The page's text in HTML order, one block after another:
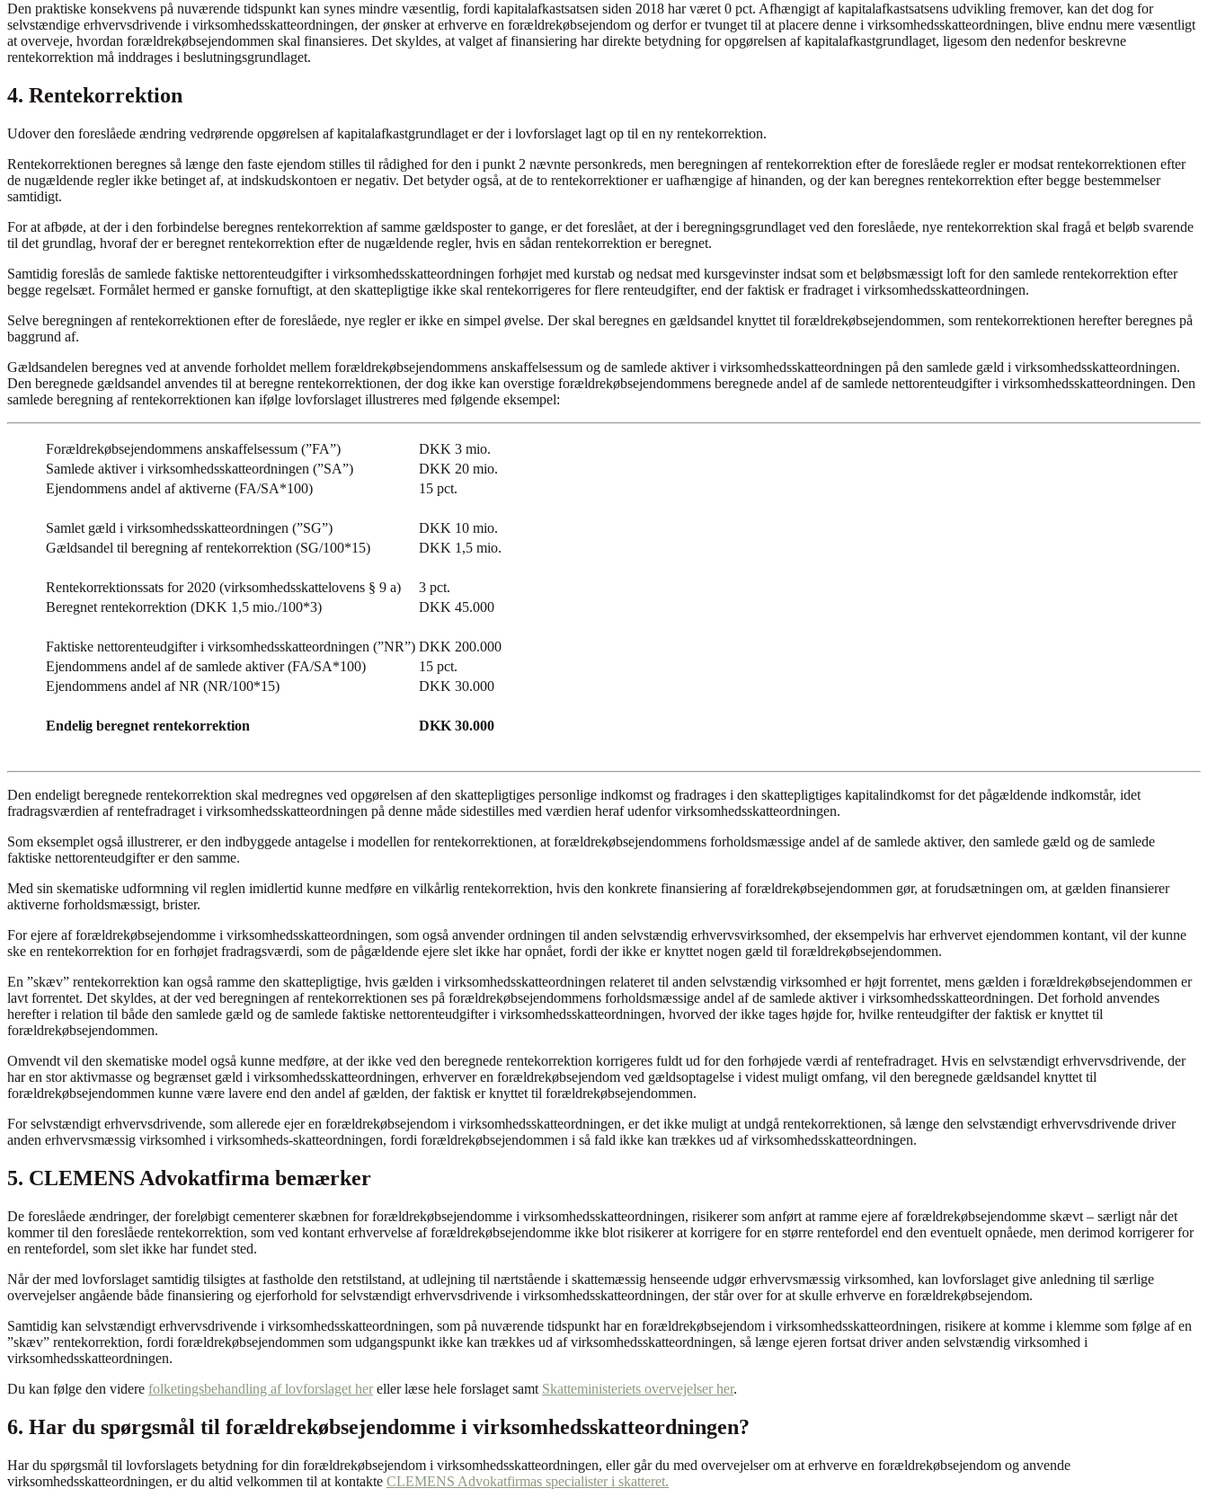
Den praktiske konsekvens på nuværende tidspunkt kan synes mindre væsentlig, fordi kapitalafkastsatsen siden 2018 har været 0 pct. Afhængigt af kapitalafkastsatsens udvikling fremover, kan det dog for
selvstændige erhvervsdrivende i virksomhedsskatteordningen, der ønsker at erhverve en forældrekøbsejendom og derfor er tvunget til at placere denne i virksomhedsskatteordningen, blive endnu mere væsentligt
at overveje, hvordan forældrekøbsejendommen skal finansieres. Det skyldes, at valget af finansiering har direkte betydning for opgørelsen af kapitalafkastgrundlaget, ligesom den nedenfor beskrevne
rentekorrektion må inddrages i beslutningsgrundlaget.
4. Rentekorrektion
Udover den foreslåede ændring vedrørende opgørelsen af kapitalafkastgrundlaget er der i lovforslaget lagt op til en ny rentekorrektion.
Rentekorrektionen beregnes så længe den faste ejendom stilles til rådighed for den i punkt 2 nævnte personkreds, men beregningen af rentekorrektion efter de foreslåede regler er modsat rentekorrektionen efter
de nugældende regler ikke betinget af, at indskudskontoen er negativ. Det betyder også, at de to rentekorrektioner er uafhængige af hinanden, og der kan beregnes rentekorrektion efter begge bestemmelser
samtidigt.
For at afbøde, at der i den forbindelse beregnes rentekorrektion af samme gældsposter to gange, er det foreslået, at der i beregningsgrundlaget ved den foreslåede, nye rentekorrektion skal fragå et beløb svarende
til det grundlag, hvoraf der er beregnet rentekorrektion efter de nugældende regler, hvis en sådan rentekorrektion er beregnet.
Samtidig foreslås de samlede faktiske nettorenteudgifter i virksomhedsskatteordningen forhøjet med kurstab og nedsat med kursgevinster indsat som et beløbsmæssigt loft for den samlede rentekorrektion efter
begge regelsæt. Formålet hermed er ganske fornuftigt, at den skattepligtige ikke skal rentekorrigeres for flere renteudgifter, end der faktisk er fradraget i virksomhedsskatteordningen.
Selve beregningen af rentekorrektionen efter de foreslåede, nye regler er ikke en simpel øvelse. Der skal beregnes en gældsandel knyttet til forældrekøbsejendommen, som rentekorrektionen herefter beregnes på
baggrund af.
Gældsandelen beregnes ved at anvende forholdet mellem forældrekøbsejendommens anskaffelsessum og de samlede aktiver i virksomhedsskatteordningen på den samlede gæld i virksomhedsskatteordningen.
Den beregnede gældsandel anvendes til at beregne rentekorrektionen, der dog ikke kan overstige forældrekøbsejendommens beregnede andel af de samlede nettorenteudgifter i virksomhedsskatteordningen. Den
samlede beregning af rentekorrektionen kan ifølge lovforslaget illustreres med følgende eksempel:
Forældrekøbsejendommens anskaffelsessum (”FA”)
DKK 3 mio.
Samlede aktiver i virksomhedsskatteordningen (”SA”)
DKK 20 mio.
Ejendommens andel af aktiverne (FA/SA*100)
15 pct.
Samlet gæld i virksomhedsskatteordningen (”SG”)
DKK 10 mio.
Gældsandel til beregning af rentekorrektion (SG/100*15)
DKK 1,5 mio.
Rentekorrektionssats for 2020 (virksomhedsskattelovens § 9 a)
3 pct.
Beregnet rentekorrektion (DKK 1,5 mio./100*3)
DKK 45.000
Faktiske nettorenteudgifter i virksomhedsskatteordningen (”NR”) DKK 200.000
Ejendommens andel af de samlede aktiver (FA/SA*100)
15 pct.
Ejendommens andel af NR (NR/100*15)
DKK 30.000
Endelig beregnet rentekorrektion DKK 30.000
Den endeligt beregnede rentekorrektion skal medregnes ved opgørelsen af den skattepligtiges personlige indkomst og fradrages i den skattepligtiges kapitalindkomst for det pågældende indkomstår, idet
fradragsværdien af rentefradraget i virksomhedsskatteordningen på denne måde sidestilles med værdien heraf udenfor virksomhedsskatteordningen.
Som eksemplet også illustrerer, er den indbyggede antagelse i modellen for rentekorrektionen, at forældrekøbsejendommens forholdsmæssige andel af de samlede aktiver, den samlede gæld og de samlede
faktiske nettorenteudgifter er den samme.
Med sin skematiske udformning vil reglen imidlertid kunne medføre en vilkårlig rentekorrektion, hvis den konkrete finansiering af forældrekøbsejendommen gør, at forudsætningen om, at gælden finansierer
aktiverne forholdsmæssigt, brister.
For ejere af forældrekøbsejendomme i virksomhedsskatteordningen, som også anvender ordningen til anden selvstændig erhvervsvirksomhed, der eksempelvis har erhvervet ejendommen kontant, vil der kunne
ske en rentekorrektion for en forhøjet fradragsværdi, som de pågældende ejere slet ikke har opnået, fordi der ikke er knyttet nogen gæld til forældrekøbsejendommen.
En ”skæv” rentekorrektion kan også ramme den skattepligtige, hvis gælden i virksomhedsskatteordningen relateret til anden selvstændig virksomhed er højt forrentet, mens gælden i forældrekøbsejendommen er
lavt forrentet. Det skyldes, at der ved beregningen af rentekorrektionen ses på forældrekøbsejendommens forholdsmæssige andel af de samlede aktiver i virksomhedsskatteordningen. Det forhold anvendes
herefter i relation til både den samlede gæld og de samlede faktiske nettorenteudgifter i virksomhedsskatteordningen, hvorved der ikke tages højde for, hvilke renteudgifter der faktisk er knyttet til
forældrekøbsejendommen.
Omvendt vil den skematiske model også kunne medføre, at der ikke ved den beregnede rentekorrektion korrigeres fuldt ud for den forhøjede værdi af rentefradraget. Hvis en selvstændigt erhvervsdrivende, der
har en stor aktivmasse og begrænset gæld i virksomhedsskatteordningen, erhverver en forældrekøbsejendom ved gældsoptagelse i videst muligt omfang, vil den beregnede gældsandel knyttet til
forældrekøbsejendommen kunne være lavere end den andel af gælden, der faktisk er knyttet til forældrekøbsejendommen.
For selvstændigt erhvervsdrivende, som allerede ejer en forældrekøbsejendom i virksomhedsskatteordningen, er det ikke muligt at undgå rentekorrektionen, så længe den selvstændigt erhvervsdrivende driver
anden erhvervsmæssig virksomhed i virksomheds-skatteordningen, fordi forældrekøbsejendommen i så fald ikke kan trækkes ud af virksomhedsskatteordningen.
5. CLEMENS Advokatfirma bemærker
De foreslåede ændringer, der foreløbigt cementerer skæbnen for forældrekøbsejendomme i virksomhedsskatteordningen, risikerer som anført at ramme ejere af forældrekøbsejendomme skævt – særligt når det
kommer til den foreslåede rentekorrektion, som ved kontant erhvervelse af forældrekøbsejendomme ikke blot risikerer at korrigere for en større rentefordel end den eventuelt opnåede, men derimod korrigerer for
en rentefordel, som slet ikke har fundet sted.
Når der med lovforslaget samtidig tilsigtes at fastholde den retstilstand, at udlejning til nærtstående i skattemæssig henseende udgør erhvervsmæssig virksomhed, kan lovforslaget give anledning til særlige
overvejelser angående både finansiering og ejerforhold for selvstændigt erhvervsdrivende i virksomhedsskatteordningen, der står over for at skulle erhverve en forældrekøbsejendom.
Samtidig kan selvstændigt erhvervsdrivende i virksomhedsskatteordningen, som på nuværende tidspunkt har en forældrekøbsejendom i virksomhedsskatteordningen, risikere at komme i klemme som følge af en
”skæv” rentekorrektion, fordi forældrekøbsejendommen som udgangspunkt ikke kan trækkes ud af virksomhedsskatteordningen, så længe ejeren fortsat driver anden selvstændig virksomhed i
virksomhedsskatteordningen.
Du kan følge den videre folketingsbehandling af lovforslaget hereller læse hele forslaget samt Skatteministeriets overvejelser her.
6. Har du spørgsmål til forældrekøbsejendomme i virksomhedsskatteordningen?
Har du spørgsmål til lovforslagets betydning for din forældrekøbsejendom i virksomhedsskatteordningen, eller går du med overvejelser om at erhverve en forældrekøbsejendom og anvende
virksomhedsskatteordningen, er du altid velkommen til at kontakte CLEMENS Advokatfirmas specialister i skatteret.